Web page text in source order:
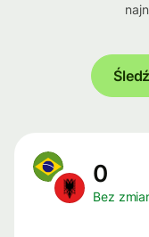
0
Bez